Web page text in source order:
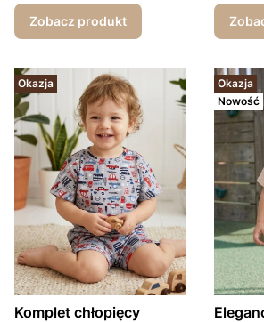
Zobacz produkt
Okazja
Komplet chłopięcy
Okazja
Nowość